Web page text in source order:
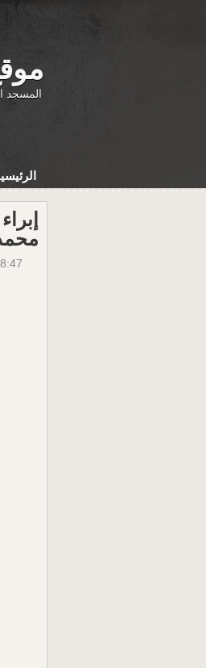
المسجد
8:47 ص